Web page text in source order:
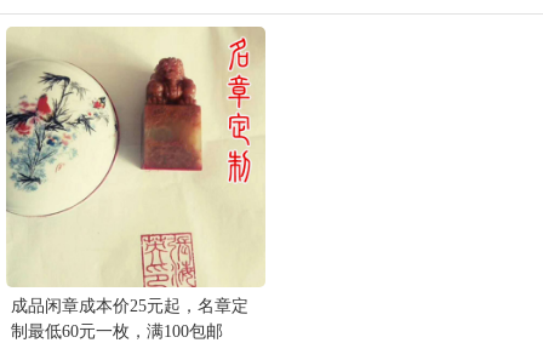
成品闲章成本价25元起，名章定
制最低60元一枚，满100包邮